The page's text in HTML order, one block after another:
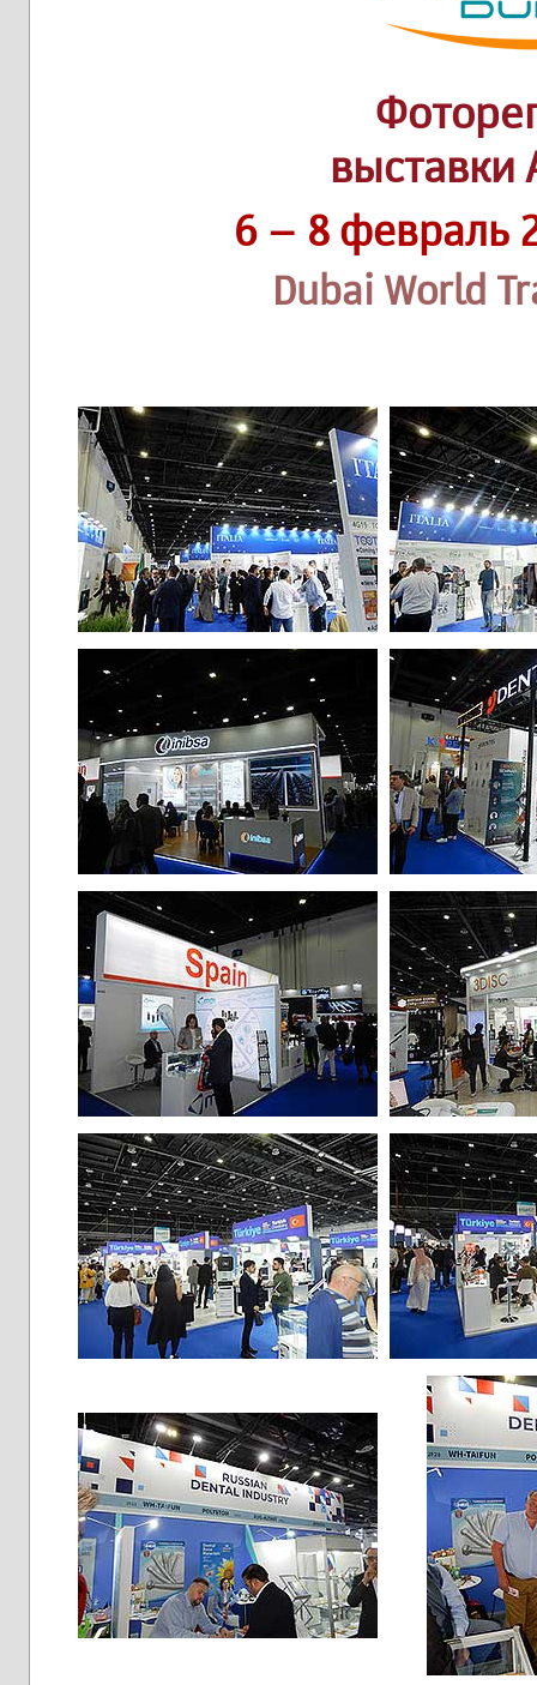
выставки
6 – 8 февраль
Dubai World